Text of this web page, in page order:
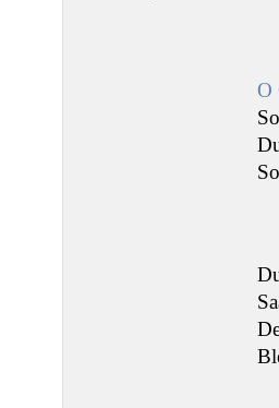
O
Som
Du er ei
Som Adam
Du er en
Saa din
Den
Blev